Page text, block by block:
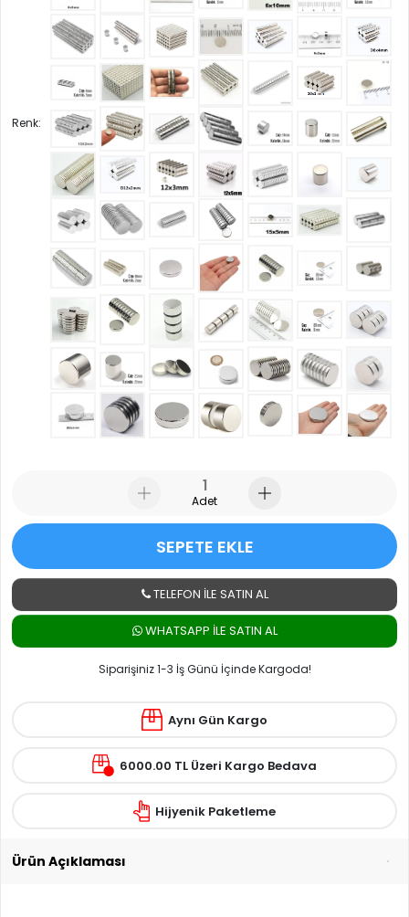
Renk:
Adet
SEPETE EKLE
TELEFON İLE SATIN AL
WHATSAPP ILE SATIN AL
Siparişiniz 1-3 İş Günü İçinde Kargoda!
Aynı Gün Kargo
6000.00 TL Üzeri Kargo Bedava
Hijyenik Paketleme
Ürün Açıklaması